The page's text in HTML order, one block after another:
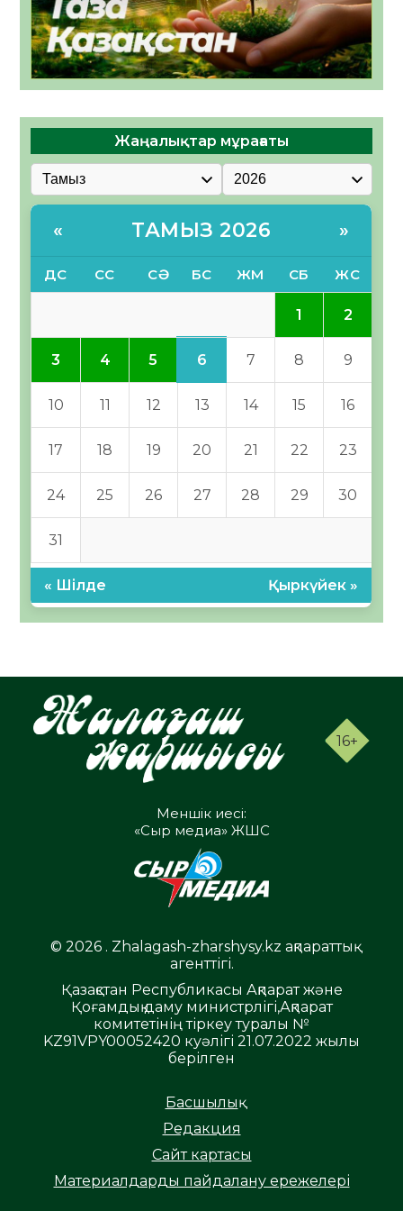
Жаңалықтар мұрағаты
« ТАМЫЗ 2026 »
ДС СС СӘ БС ЖМ СБ ЖС
1 2
3 4 5 6 7 8 9
10 11 12 13 14 15 16
17 18 19 20 21 22 23
24 25 26 27 28 29 30
31
« Шілде Қыркүйек »
16+
Меншік иесі:
«Сыр медиа» ЖШС
© 2026 . Zhalagash-zharshysy.kz ақпараттық
агенттігі.
Қазақстан Республикасы Ақпарат және
Қоғамдық даму министрлігі,Ақпарат
комитетінің тіркеу туралы №
KZ91VPY00052420 куәлігі 21.07.2022 жылы
берілген
Басшылық
Редакция
Сайт картасы
Материалдарды пайдалану ережелері